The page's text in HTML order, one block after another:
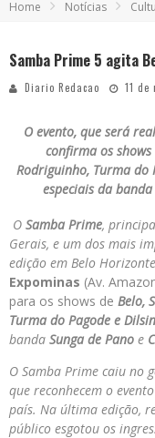
Home Notícias
Samba Prime 5 agita
Diario Redacao 11 de
O evento, que será
confirma os
Rodriguinho, Turma do
especiais da
O Samba Prime,
Gerais, e um dos mais
edição em Belo
Expominas (Av.
para os shows de Belo,
Turma do Pagode e
banda Sunga de Pano e
O Samba Prime caiu no
que reconhecem o
país. Na última edição,
público esgotou os